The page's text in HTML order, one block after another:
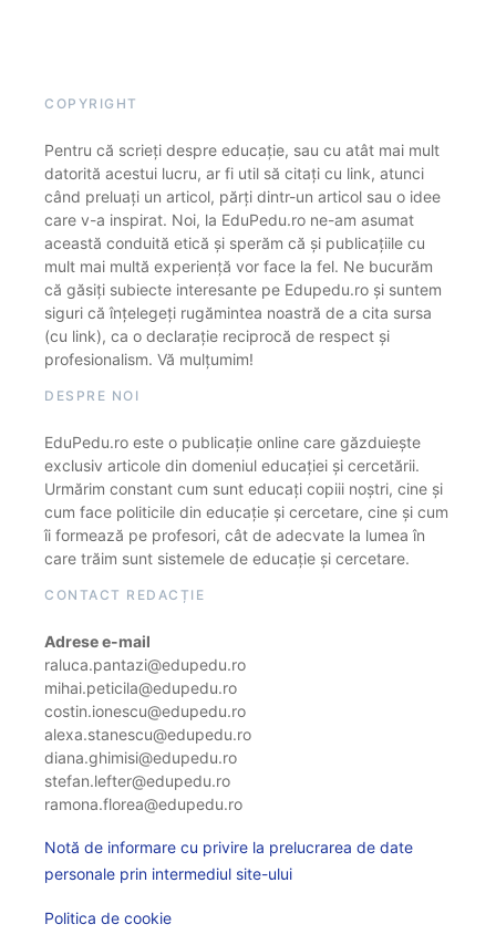
COPYRIGHT
Pentru că scrieți despre educație, sau cu atât mai mult
datorită acestui lucru, ar fi util să citați cu link, atunci
când preluați un articol, părți dintr-un articol sau o idee
care v-a inspirat. Noi, la EduPedu.ro ne-am asumat
această conduită etică și sperăm că și publicațiile cu
mult mai multă experiență vor face la fel. Ne bucurăm
că găsiți subiecte interesante pe Edupedu.ro și suntem
siguri că înțelegeți rugămintea noastră de a cita sursa
(cu link), ca o declarație reciprocă de respect și
profesionalism. Vă mulțumim!
DESPRE NOI
EduPedu.ro este o publicație online care găzduiește
exclusiv articole din domeniul educației și cercetării.
Urmărim constant cum sunt educați copiii noștri, cine și
cum face politicile din educație și cercetare, cine și cum
îi formează pe profesori, cât de adecvate la lumea în
care trăim sunt sistemele de educație și cercetare.
CONTACT REDACȚIE
Adrese e-mail
raluca.pantazi@edupedu.ro
mihai.peticila@edupedu.ro
costin.ionescu@edupedu.ro
alexa.stanescu@edupedu.ro
diana.ghimisi@edupedu.ro
stefan.lefter@edupedu.ro
ramona.florea@edupedu.ro
Notă de informare cu privire la prelucrarea de date
personale prin intermediul site-ului
Politica de cookie